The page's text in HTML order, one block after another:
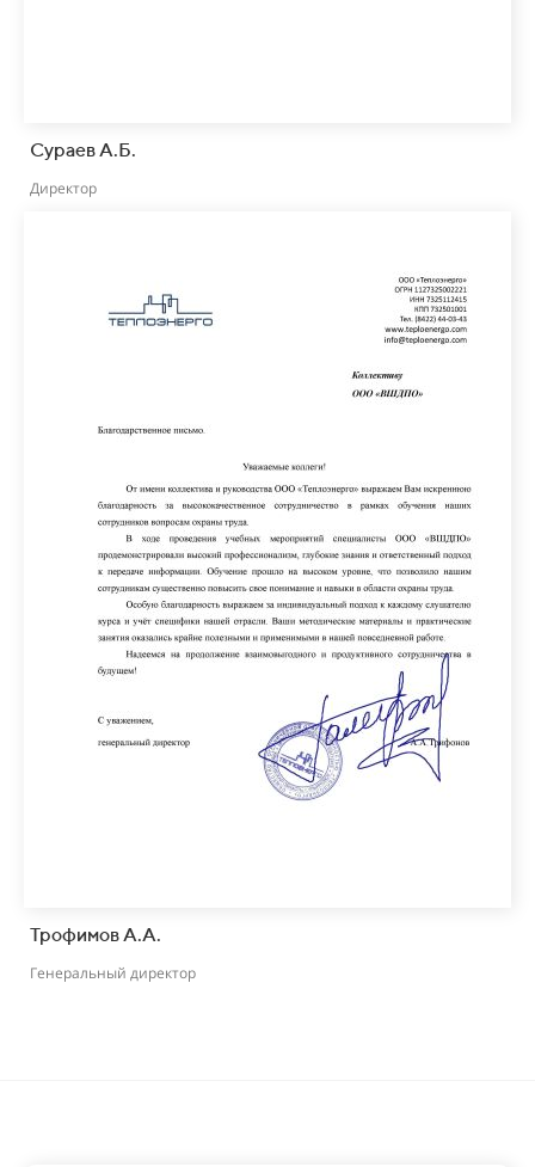
Сураев А.Б.
Директор
Трофимов А.А.
Генеральный директор